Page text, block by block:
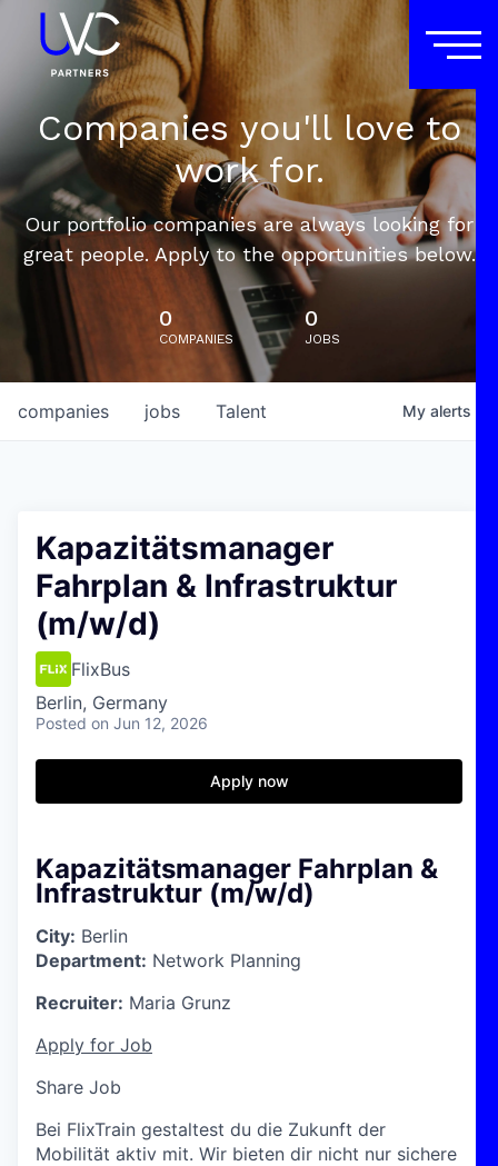
Companies you'll love to
work for.
Our portfolio companies are always looking for
great people. Apply to the opportunities below.
0
COMPANIES
0
JOBS
jobs
companies Talent My alerts
Kapazitätsmanager
Fahrplan & Infrastruktur
(m/w/d)
FlixBus
Berlin, Germany
Posted on Jun 12, 2026
Apply now
Kapazitätsmanager Fahrplan &
Infrastruktur (m/w/d)
City: Berlin
Department: Network Planning
Recruiter: Maria Grunz
Apply for Job
Share Job
Bei FlixTrain gestaltest du die Zukunft der
Mobilität aktiv mit. Wir bieten dir nicht nur sichere